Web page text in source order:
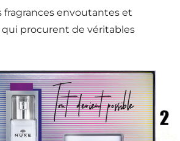
fragrances envoutantes et
procurent de véritables